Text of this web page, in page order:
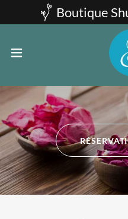
Boutique